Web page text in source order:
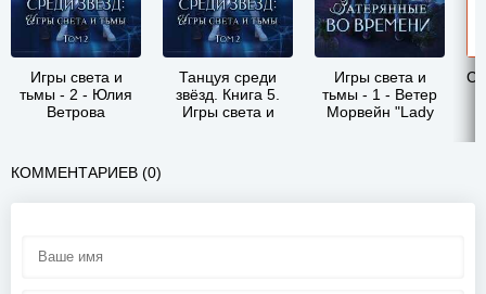
Игры света и
тьмы - 2 - Юлия
Ветрова
Танцуя среди
звёзд. Книга 5.
Игры света и
Игры света и
тьмы - 1 - Ветер
Морвейн "Lady
КОММЕНТАРИЕВ (0)